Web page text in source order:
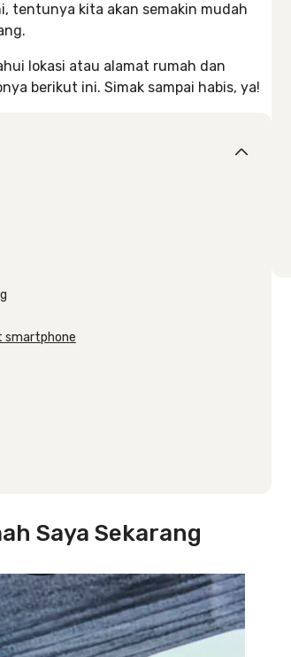
tentunya kita akan semakin mudah
lokasi atau alamat rumah dan
berikut ini. Simak sampai habis, ya!
smartphone
Saya Sekarang